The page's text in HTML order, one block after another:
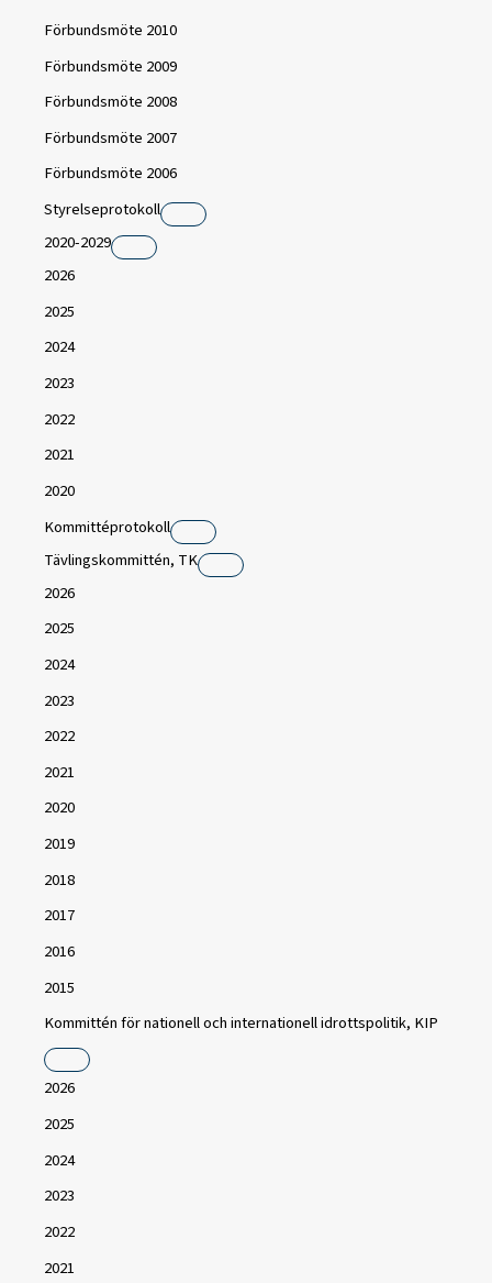
Förbundsmöte 2010
Förbundsmöte 2009
Förbundsmöte 2008
Förbundsmöte 2007
Förbundsmöte 2006
Styrelseprotokoll
2020-2029
2026
2025
2024
2023
2022
2021
2020
Kommittéprotokoll
Tävlingskommittén, TK
2026
2025
2024
2023
2022
2021
2020
2019
2018
2017
2016
2015
Kommittén för nationell och internationell idrottspolitik, KIP
2026
2025
2024
2023
2022
2021